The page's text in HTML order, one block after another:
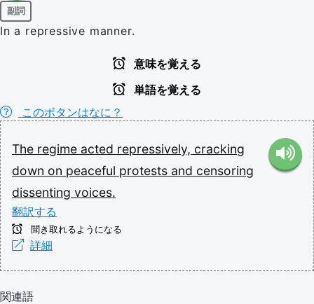
副詞
In a repressive manner.
意味を覚える
単語を覚える
このボタンはなに？
The regime acted repressively, cracking
down on peaceful protests and censoring
dissenting voices.
翻訳する
聞き取れるようになる
詳細
関連語